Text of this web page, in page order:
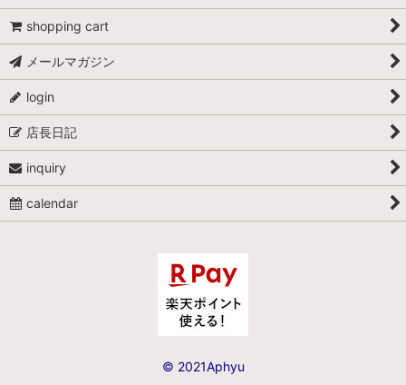
Lizbeth Mix Size80
Lizbeth 単色 Size20
Lizbeth 単色 Size40
スペシャリティーパック
shopping cart
メールマガジン
login
店長日記
inquiry
calendar
© 2021Aphyu